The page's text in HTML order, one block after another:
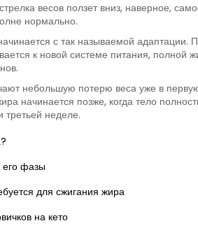
весов ползет вниз, наверное,
нормально.
с так называемой адаптации.
к новой системе питания, полной
небольшую потерю веса уже в
начинается позже, когда тело
третьей неделе.
его фазы
для сжигания жира
на кето